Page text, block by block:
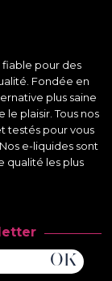
pour des
Fondée en
plus saine
plaisir. Tous nos
testés pour vous
e-liquides sont
qualité les plus